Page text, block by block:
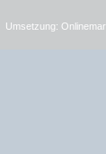
Umsetzung: